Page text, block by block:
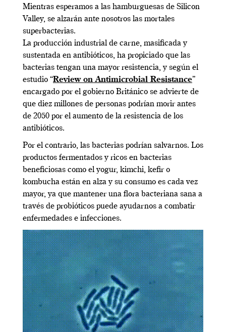
Mientras esperamos a las hamburguesas de Silicon
Valley, se alzarán ante nosotros las mortales
superbacterias.
La producción industrial de carne, masificada y
sustentada en antibióticos, ha propiciado que las
bacterias tengan una mayor resistencia, y según el
estudio “Review on Antimicrobial Resistance”
encargado por el gobierno Británico se advierte de
que diez millones de personas podrían morir antes
de 2050 por el aumento de la resistencia de los
antibióticos.
Por el contrario, las bacterias podrían salvarnos. Los
productos fermentados y ricos en bacterias
beneficiosas como el yogur, kimchi, kefir o
kombucha están en alza y su consumo es cada vez
mayor, ya que mantener una flora bacteriana sana a
través de probióticos puede ayudarnos a combatir
enfermedades e infecciones.